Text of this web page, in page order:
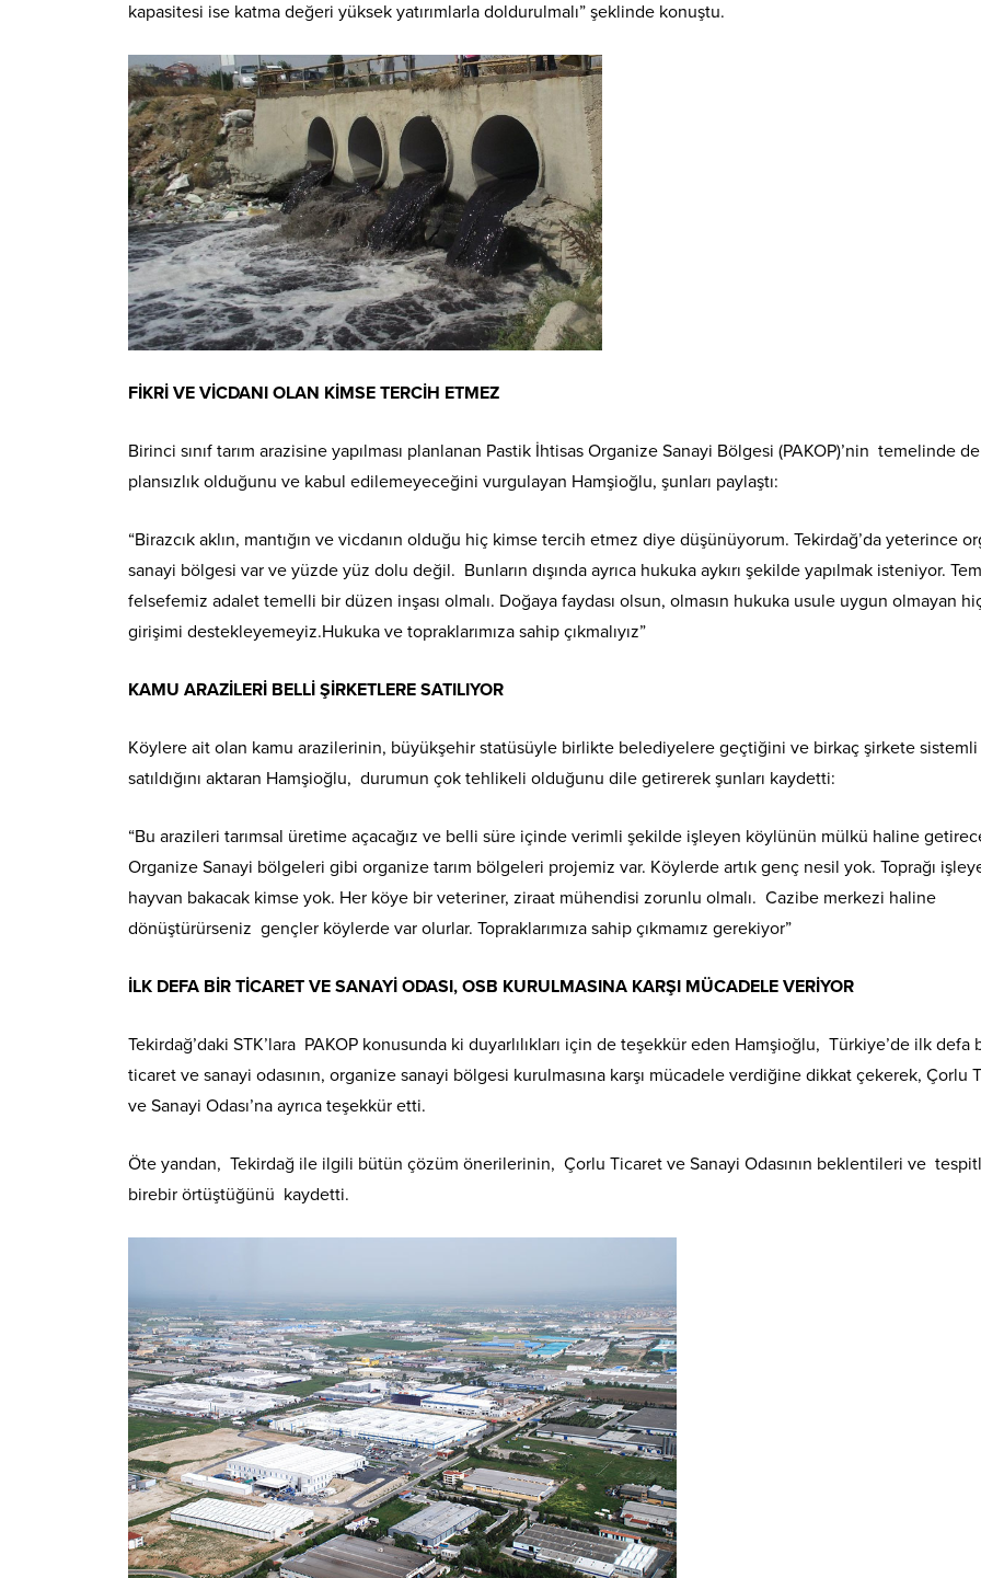
kapasitesi ise katma değeri yüksek yatırımlarla doldurulmalı” şeklinde konuştu.
FİKRİ VE VİCDANI OLAN KİMSE TERCİH ETMEZ
Birinci sınıf tarım arazisine yapılması planlanan Pastik İhtisas Organize Sanayi Bölgesi (PAKOP)’nin temelinde de
plansızlık olduğunu ve kabul edilemeyeceğini vurgulayan Hamşioğlu, şunları paylaştı:
“Birazcık aklın, mantığın ve vicdanın olduğu hiç kimse tercih etmez diye düşünüyorum. Tekirdağ’da yeterince
sanayi bölgesi var ve yüzde yüz dolu değil. Bunların dışında ayrıca hukuka aykırı şekilde yapılmak isteniyor.
felsefemiz adalet temelli bir düzen inşası olmalı. Doğaya faydası olsun, olmasın hukuka usule uygun olmayan
girişimi destekleyemeyiz.Hukuka ve topraklarımıza sahip çıkmalıyız”
KAMU ARAZİLERİ BELLİ ŞİRKETLERE SATILIYOR
Köylere ait olan kamu arazilerinin, büyükşehir statüsüyle birlikte belediyelere geçtiğini ve birkaç şirkete sistemli
satıldığını aktaran Hamşioğlu, durumun çok tehlikeli olduğunu dile getirerek şunları kaydetti:
“Bu arazileri tarımsal üretime açacağız ve belli süre içinde verimli şekilde işleyen köylünün mülkü haline
Organize Sanayi bölgeleri gibi organize tarım bölgeleri projemiz var. Köylerde artık genç nesil yok. Toprağı
hayvan bakacak kimse yok. Her köye bir veteriner, ziraat mühendisi zorunlu olmalı. Cazibe merkezi haline
dönüştürürseniz gençler köylerde var olurlar. Topraklarımıza sahip çıkmamız gerekiyor”
İLK DEFA BİR TİCARET VE SANAYİ ODASI, OSB KURULMASINA KARŞI MÜCADELE VERİYOR
Tekirdağ’daki STK’lara PAKOP konusunda ki duyarlılıkları için de teşekkür eden Hamşioğlu, Türkiye’de ilk defa
ticaret ve sanayi odasının, organize sanayi bölgesi kurulmasına karşı mücadele verdiğine dikkat çekerek, Çorlu
ve Sanayi Odası’na ayrıca teşekkür etti.
Öte yandan, Tekirdağ ile ilgili bütün çözüm önerilerinin, Çorlu Ticaret ve Sanayi Odasının beklentileri ve
birebir örtüştüğünü kaydetti.